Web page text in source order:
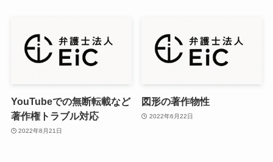
YouTubeでの無断転載など
著作権トラブル対応
2022年8月21日
図形の著作物性
2022年6月22日